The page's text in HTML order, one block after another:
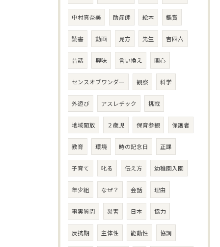
中村真奈美 助産師 絵本 鑑賞
読書 動画 見方 先生 吉四六
昔話 興味 言い換え 関心
センスオブワンダー 観察 科学
外遊び アスレチック 挑戦
地域開放 ２歳児 保育参観 保護者
教育 環境 時の記念日 正課
子育て 叱る 伝え方 幼稚園入園
年少組 なぜ？ 会話 理由
事実質問 災害 日本 協力
反抗期 主体性 能動性 協調